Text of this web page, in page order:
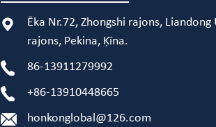
Ēka Nr.72, Zhongshi rajons, Liandong
rajons, Pekina, Ķīna.
86-13911279992
+86-13910448665
honkonglobal@126.com